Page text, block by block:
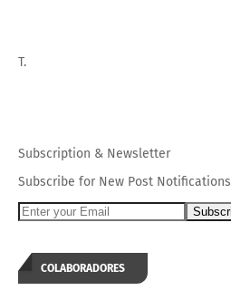
T.
Subscription & Newsletter
Subscribe for New Post Notifications
COLABORADORES